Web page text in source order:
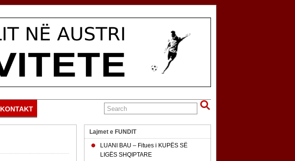
KONTAKT
Lajmet e FUNDIT
LUANI BAU – Fitues i KUPËS SË
LIGËS SHQIPTARE